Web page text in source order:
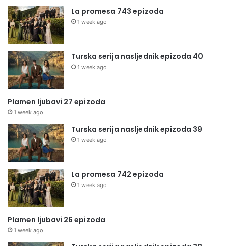
La promesa 743 epizoda
1 week ago
Turska serija nasljednik epizoda 40
1 week ago
Plamen ljubavi 27 epizoda
1 week ago
Turska serija nasljednik epizoda 39
1 week ago
La promesa 742 epizoda
1 week ago
Plamen ljubavi 26 epizoda
1 week ago